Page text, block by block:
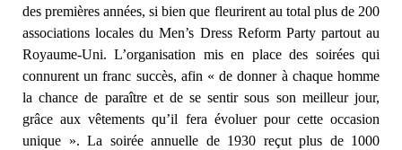
des premières années, si bien que fleurirent au total plus de 200
associations locales du Men’s Dress Reform Party partout au
Royaume-Uni. L’organisation mis en place des soirées qui
connurent un franc succès, afin « de donner à chaque homme
la chance de paraître et de se sentir sous son meilleur jour,
grâce aux vêtements qu’il fera évoluer pour cette occasion
unique ». La soirée annuelle de 1930 reçut plus de 1000